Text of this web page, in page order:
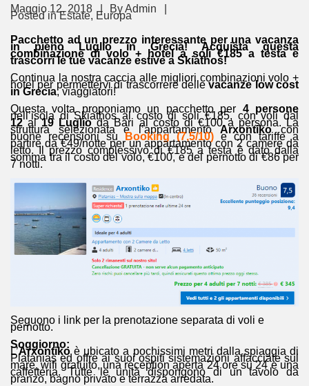
Maggio 12, 2018 ByAdmin
Posted inEstate, Europa
Pacchetto ad un prezzo interessante per una vacanza
in pieno Luglio in Grecia! Acquista questa
combinazione di volo + hotel a soli €185 a testa e
trascorri le tue vacanze estive a Skiathos!
Continua la nostra caccia alle migliori combinazioni volo +
hotel per permettervi di trascorrere dellevacanze low cost
in Grecia, viaggiatori!
Questa volta proponiamo un pacchetto per 4 persone
nell’isola di Skiathos al costo di soli €185, con voli dal
12al19 Luglioda Bari al costo di €100 a persona. La
struttura selezionata è l’appartamentoArxontikocon
buone recensioni suBooking (7,5/10) e con tariffe a
partire da €49/notte per un appartamento con 2 camere da
letto. Il prezzo complessivo di €185 a testa è dato dalla
somma tra il costo del volo, €100, e del pernotto di €86 per
7 notti.
Seguono i link per la prenotazione separata di voli e
pernotto.
Soggiorno:
L’Arxontikoè ubicato a pochissimi metri dalla spiaggia di
Platanias ed offre ai suoi ospiti sistemazioni affacciate sul
mare, wifi gratuito, una reception aperta 24 ore su 24 e una
caffetteria. Tutte le unità dispongono di un tavolo da
pranzo, bagno privato e terrazza arredata.